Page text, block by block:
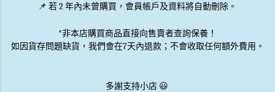
📌 若 2 年內未曾購買，會員帳戶及資料將自動刪除。
*非本店購買商品直接向售賣者查詢保養！
如因貨存問題缺貨，我們會在7天內退款；不會收取任何額外費用。
多謝支持小店 😃